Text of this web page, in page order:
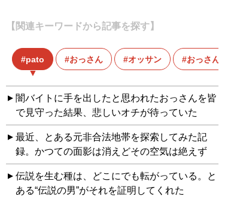
【関連キーワードから記事を探す】
pato おっさん オッサン おっさんは二
闇バイトに手を出したと思われたおっさんを皆
で見守った結果、悲しいオチが待っていた
最近、とある元非合法地帯を探索してみた記
録。かつての面影は消えどその空気は絶えず
伝説を生む種は、どこにでも転がっている。と
ある“伝説の男”がそれを証明してくれた